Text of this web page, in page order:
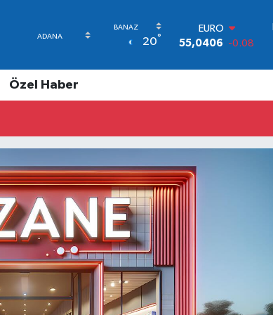
20°
55,0406 -0.08
STERLİN
BITCOIN
64.225,61 -0.63
DOLAR
47,6704
Özel Haber